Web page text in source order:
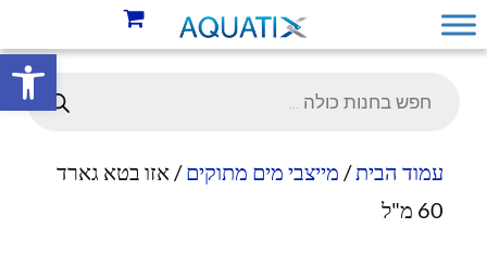
פתח
עמוד הבית/ מייצבי מים מתוקים/ אזו בטא גארד
60 מ"ל